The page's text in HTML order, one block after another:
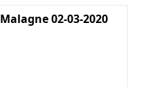
Malagne 02-03-2020